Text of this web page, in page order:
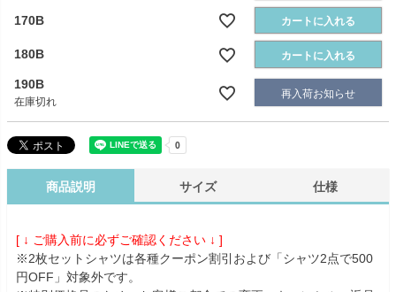
170B カートに入れる
180B カートに入れる
190B
在庫切れ
再入荷お知らせ
商品説明 サイズ 仕様
[ ↓ ご購入前に必ずご確認ください ↓ ]
※2枚セットシャツは各種クーポン割引および「シャツ2点で500
円OFF」対象外です。